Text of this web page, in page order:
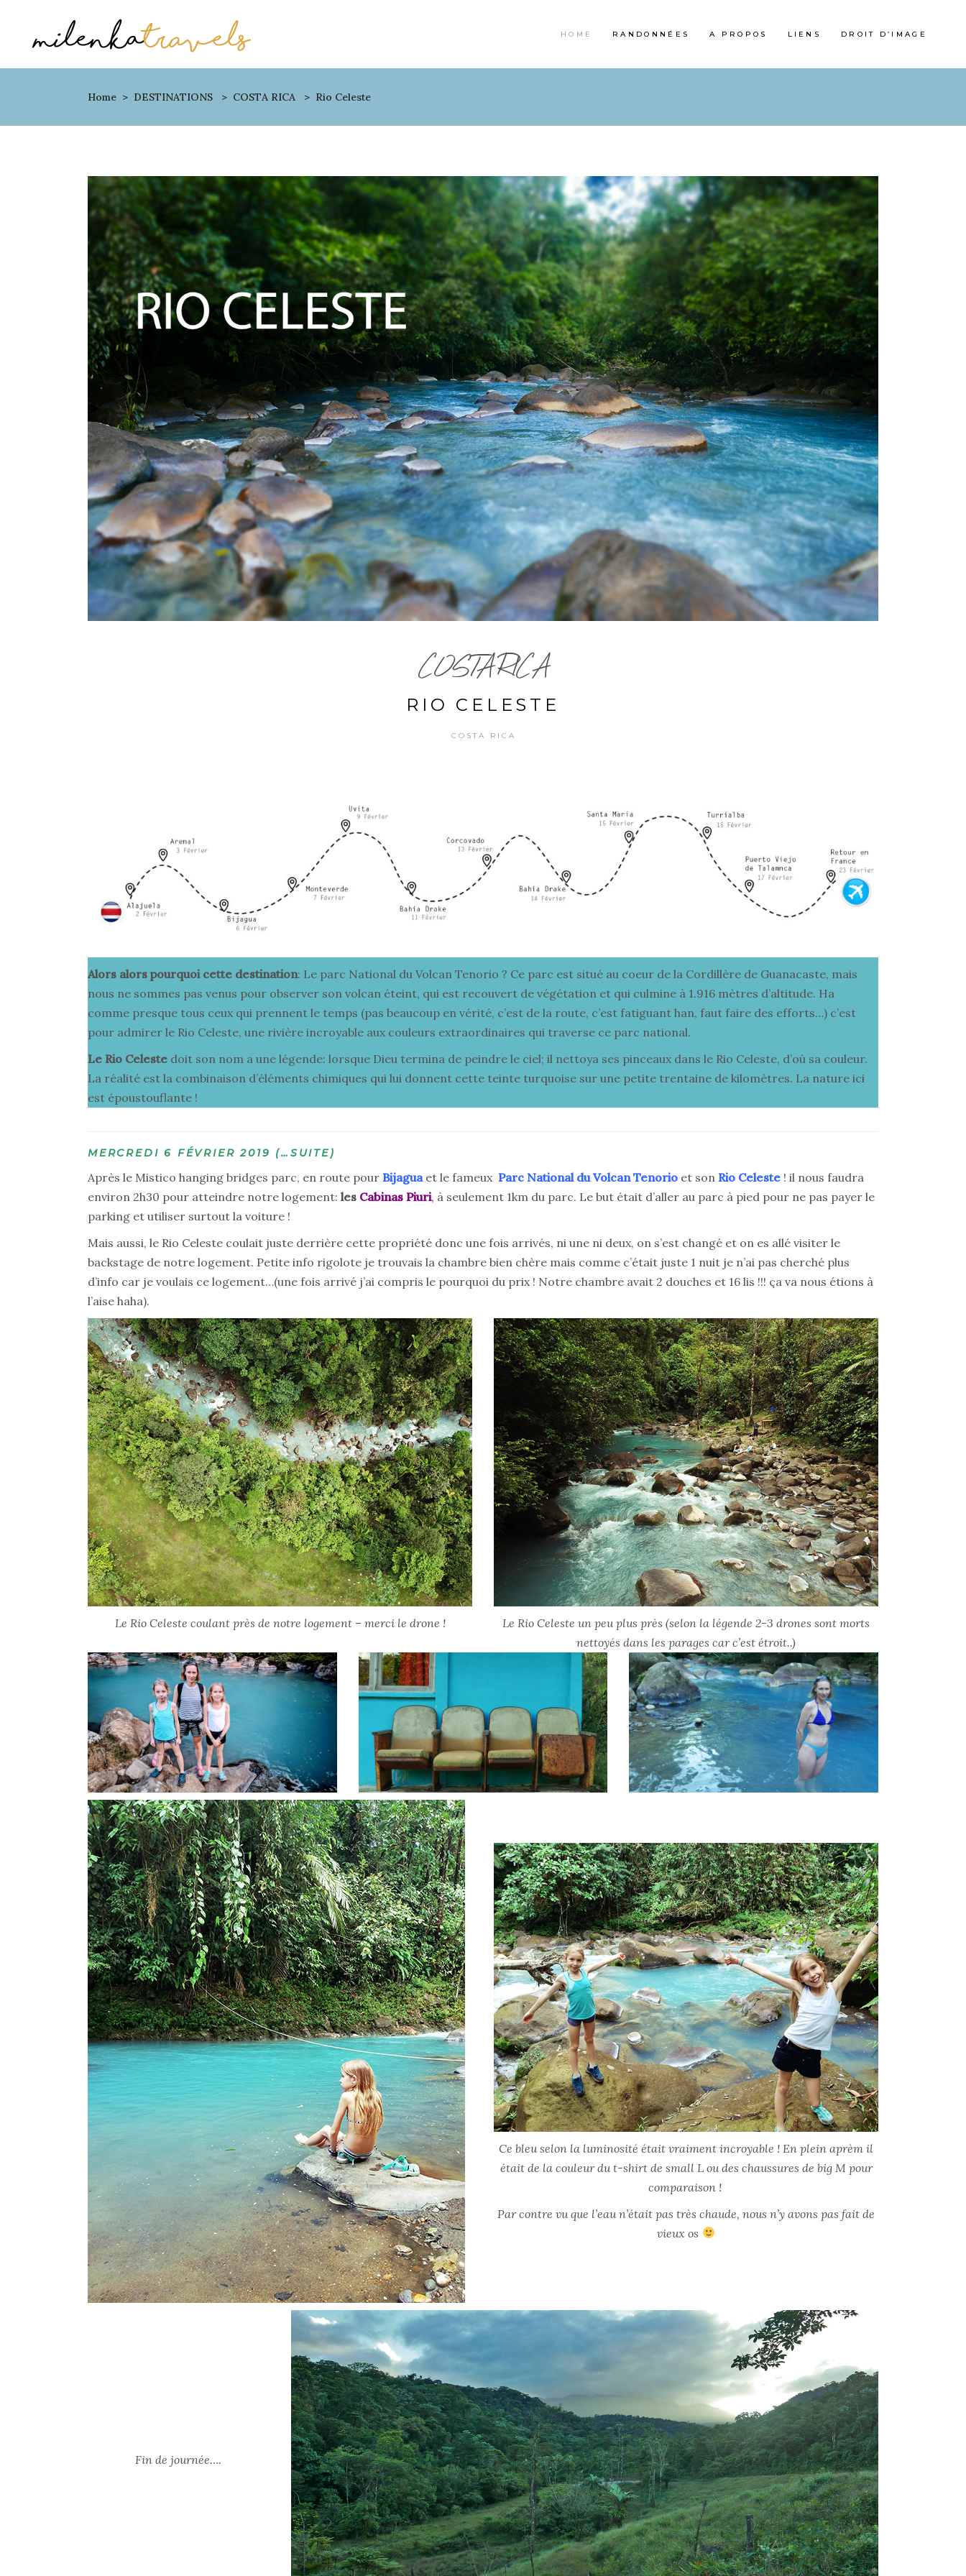
HOME RANDONNÉES A PROPOS LIENS DROIT D’IMAGE
Home > DESTINATIONS > COSTA RICA > Rio Celeste
COSTA RICA
RIO CELESTE
COSTA RICA
Alors alors pourquoi cette destination: Le parc National du Volcan Tenorio ? Ce parc est situé au coeur de la Cordillère de Guanacaste, mais
nous ne sommes pas venus pour observer son volcan éteint, qui est recouvert de végétation et qui culmine à 1.916 mètres d’altitude. Ha
comme presque tous ceux qui prennent le temps (pas beaucoup en vérité, c’est de la route, c’est fatiguant han, faut faire des efforts…) c’est
pour admirer le Rio Celeste, une rivière incroyable aux couleurs extraordinaires qui traverse ce parc national.
Le Rio Celeste doit son nom a une légende: lorsque Dieu termina de peindre le ciel; il nettoya ses pinceaux dans le Rio Celeste, d’où sa couleur.
La réalité est la combinaison d’éléments chimiques qui lui donnent cette teinte turquoise sur une petite trentaine de kilomètres. La nature ici
est époustouflante !
MERCREDI 6 FÉVRIER 2019 (…SUITE)
Après le Mistico hanging bridges parc, en route pour Bijaguaet le fameux Parc Nationaldu Volcan Tenorio et son Rio Celeste ! il nous faudra
environ 2h30 pour atteindre notre logement: les Cabinas Piuri, à seulement 1km du parc. Le but était d’aller au parc à pied pour ne pas payer le
parking et utiliser surtout la voiture !
Mais aussi, le Rio Celeste coulait juste derrière cette propriété donc une fois arrivés, ni une ni deux, on s’est changé et on es allé visiter le
backstage de notre logement. Petite info rigolote je trouvais la chambre bien chère mais comme c’était juste 1 nuit je n’ai pas cherché plus
d’info car je voulais ce logement…(une fois arrivé j’ai compris le pourquoi du prix ! Notre chambre avait 2 douches et 16 lis !!! ça va nous étions à
l’aise haha).
Le Rio Celeste coulant près de notre logement – merci le drone !
Le Rio Celeste un peu plus près (selon la légende 2-3 drones sont morts
nettoyés dans les parages car c’est étroit..)
Ce bleu selon la luminosité était vraiment incroyable ! En plein aprèm il
était de la couleur du t-shirt de small L ou des chaussures de big M pour
comparaison !
Par contre vu que l’eau n’était pas très chaude, nous n’y avons pas fait de
vieux os
Fin de journée….